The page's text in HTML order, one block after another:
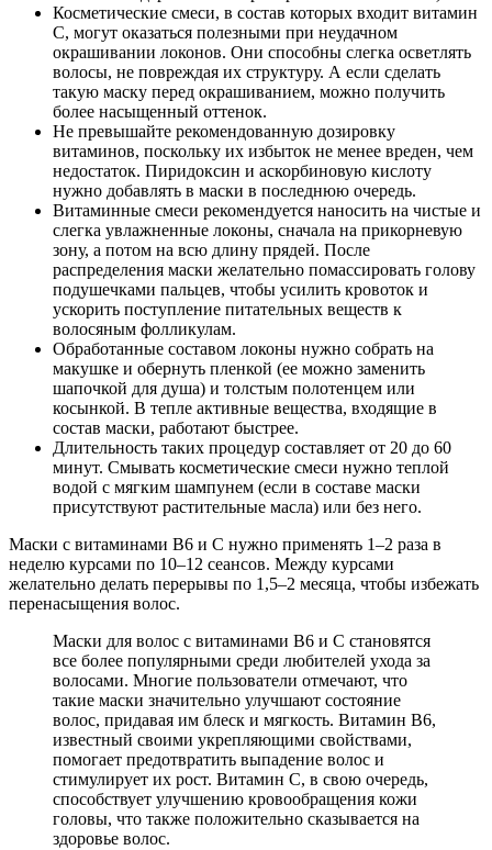
Косметические смеси, в состав которых входит витамин
С, могут оказаться полезными при неудачном
окрашивании локонов. Они способны слегка осветлять
волосы, не повреждая их структуру. А если сделать
такую маску перед окрашиванием, можно получить
более насыщенный оттенок.
Не превышайте рекомендованную дозировку
витаминов, поскольку их избыток не менее вреден, чем
недостаток. Пиридоксин и аскорбиновую кислоту
нужно добавлять в маски в последнюю очередь.
Витаминные смеси рекомендуется наносить на чистые и
слегка увлажненные локоны, сначала на прикорневую
зону, а потом на всю длину прядей. После
распределения маски желательно помассировать голову
подушечками пальцев, чтобы усилить кровоток и
ускорить поступление питательных веществ к
волосяным фолликулам.
Обработанные составом локоны нужно собрать на
макушке и обернуть пленкой (ее можно заменить
шапочкой для душа) и толстым полотенцем или
косынкой. В тепле активные вещества, входящие в
состав маски, работают быстрее.
Длительность таких процедур составляет от 20 до 60
минут. Смывать косметические смеси нужно теплой
водой с мягким шампунем (если в составе маски
присутствуют растительные масла) или без него.
Маски с витаминами В6 и С нужно применять 1–2 раза в
неделю курсами по 10–12 сеансов. Между курсами
желательно делать перерывы по 1,5–2 месяца, чтобы избежать
перенасыщения волос.
Маски для волос с витаминами B6 и C становятся
все более популярными среди любителей ухода за
волосами. Многие пользователи отмечают, что
такие маски значительно улучшают состояние
волос, придавая им блеск и мягкость. Витамин B6,
известный своими укрепляющими свойствами,
помогает предотвратить выпадение волос и
стимулирует их рост. Витамин C, в свою очередь,
способствует улучшению кровообращения кожи
головы, что также положительно сказывается на
здоровье волос.